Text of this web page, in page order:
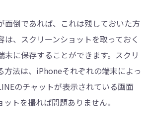
面倒であれば、これは残しておいた方
は、スクリーンショットを取っておく
末に保存することができます。スクリ
方法は、iPhoneそれぞれの端末によっ
のチャットが表示されている画面
トを撮れば問題ありません。